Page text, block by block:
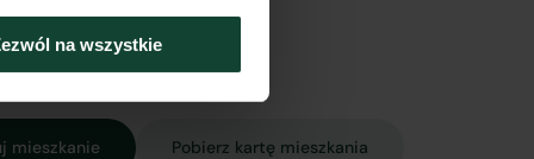
na wszystkie
mieszkanie Pobierz kartę mieszkania